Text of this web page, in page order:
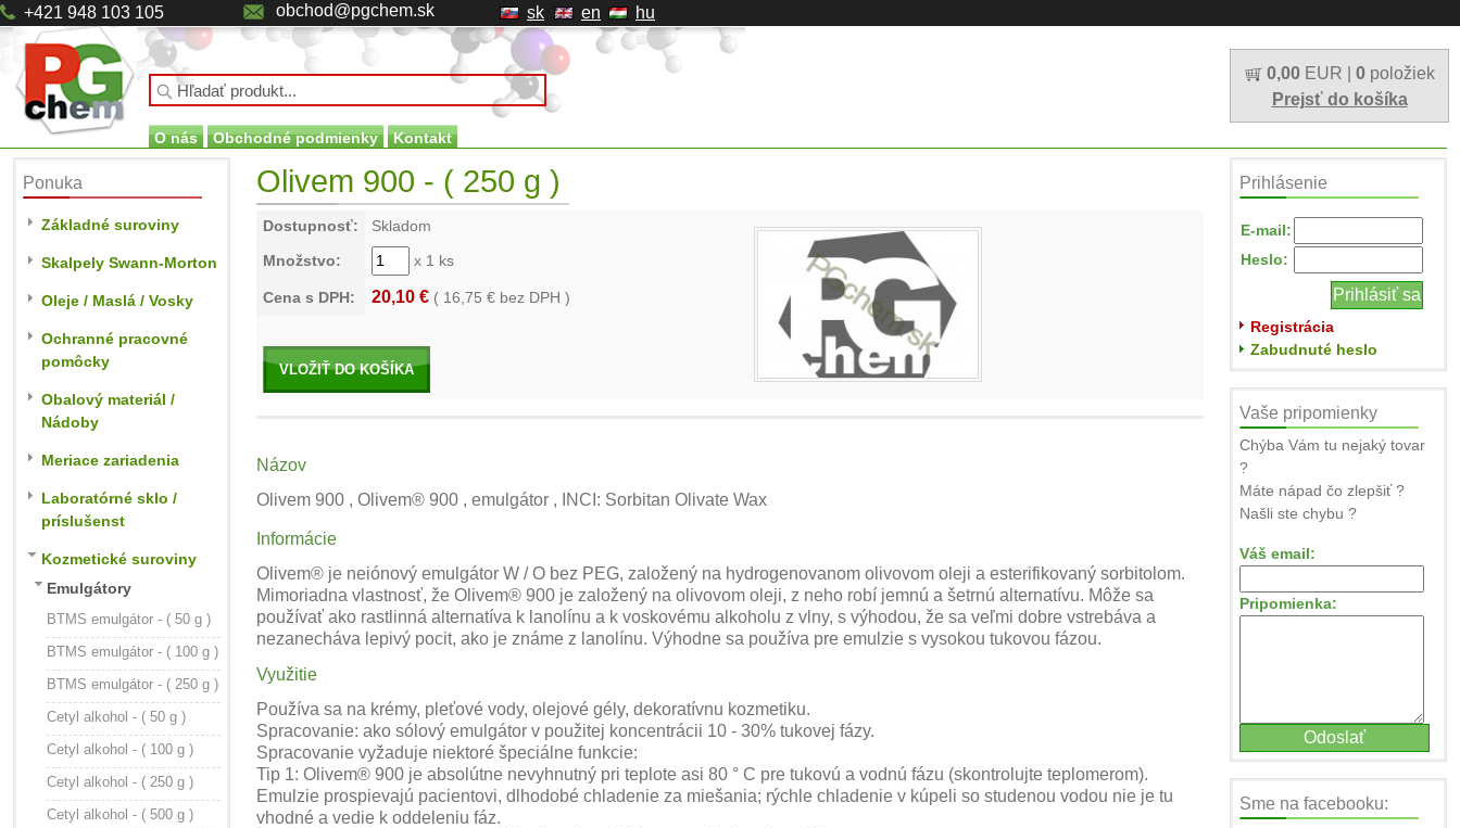
+421 948 103 105 obchod@pgchem.sk sk en hu
0,00 EUR | 0 položiek
Prejsť do košíka
O nás Obchodné podmienky Kontakt
Ponuka
Základné suroviny
Skalpely Swann-Morton
Oleje / Maslá / Vosky
Ochranné pracovné
pomôcky
Obalový materiál /
Nádoby
Meriace zariadenia
Laboratórné sklo /
príslušenst
Kozmetické suroviny
Emulgátory
BTMS emulgátor - ( 50 g )
BTMS emulgátor - ( 100 g )
BTMS emulgátor - ( 250 g )
Cetyl alkohol - ( 50 g )
Cetyl alkohol - ( 100 g )
Cetyl alkohol - ( 250 g )
Cetyl alkohol - ( 500 g )
Olivem 900 - ( 250 g )
Dostupnosť:
Skladom
Množstvo:
x 1 ks
Cena s DPH: 20,10 € ( 16,75 € bez DPH )
VLOŽIŤ DO KOŠÍKA
Názov
Olivem 900 , Olivem® 900 , emulgátor , INCI: Sorbitan Olivate Wax
Informácie
Olivem® je neiónový emulgátor W / O bez PEG, založený na hydrogenovanom olivovom oleji a esterifikovaný sorbitolom.
Mimoriadna vlastnosť, že Olivem® 900 je založený na olivovom oleji, z neho robí jemnú a šetrnú alternatívu. Môže sa
používať ako rastlinná alternatíva k lanolínu a k voskovému alkoholu z vlny, s výhodou, že sa veľmi dobre vstrebáva a
nezanecháva lepivý pocit, ako je známe z lanolínu. Výhodne sa používa pre emulzie s vysokou tukovou fázou.
Využitie
Používa sa na krémy, pleťové vody, olejové gély, dekoratívnu kozmetiku.
Spracovanie: ako sólový emulgátor v použitej koncentrácii 10 - 30% tukovej fázy.
Spracovanie vyžaduje niektoré špeciálne funkcie:
Tip 1: Olivem® 900 je absolútne nevyhnutný pri teplote asi 80 ° C pre tukovú a vodnú fázu (skontrolujte teplomerom).
Emulzie prospievajú pacientovi, dlhodobé chladenie za miešania; rýchle chladenie v kúpeli so studenou vodou nie je tu
vhodné a vedie k oddeleniu fáz.
Prihlásenie
E-mail:
Heslo:
Registrácia
Zabudnuté heslo
Vaše pripomienky
Chýba Vám tu nejaký tovar
?
Máte nápad čo zlepšiť ?
Našli ste chybu ?
Váš email:
Pripomienka:
Sme na facebooku: